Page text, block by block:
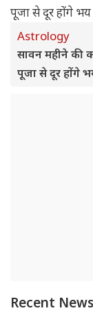
Astrology
सावन महीने की
पूजा से दूर होंगे
Recent News